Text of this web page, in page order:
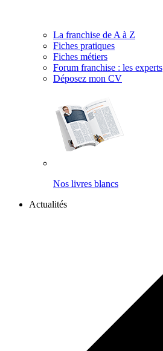
La franchise de A à Z
Fiches pratiques
Fiches métiers
Forum franchise : les experts
Déposez mon CV
Nos livres blancs
Actualités